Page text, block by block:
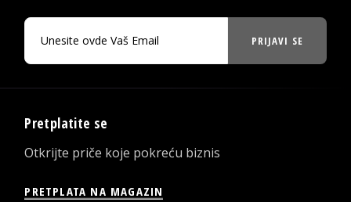
PRIJAVI SE
Pretplatite se
Otkrijte priče koje pokreću biznis
PRETPLATA NA MAGAZIN